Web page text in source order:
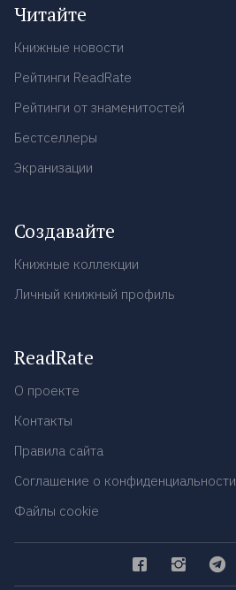
Читайте
Книжные новости
Рейтинги ReadRate
Рейтинги от знаменитостей
Бестселлеры
Экранизации
Создавайте
Книжные коллекции
Личный книжный профиль
ReadRate
О проекте
Контакты
Правила сайта
Соглашение о конфиденциальности
Файлы cookie